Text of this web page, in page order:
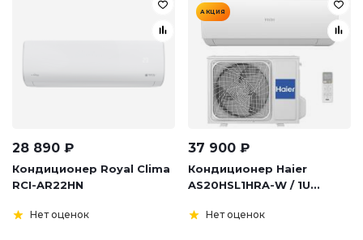
28 890 ₽
Кондиционер Royal Clima
RCI-AR22HN
Нет оценок
АКЦИЯ
37 900 ₽
Кондиционер Haier
AS20HSL1HRA-W / 1U...
Нет оценок